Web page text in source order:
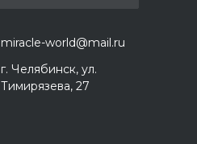
miracle-world@mail.ru
г. Челябинск, ул.
Тимирязева, 27